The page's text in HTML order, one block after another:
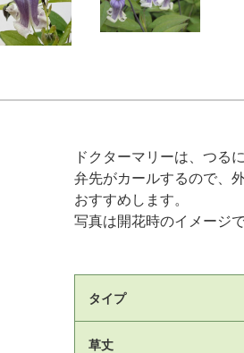
ドクターマリーは、つる
弁先がカールするので、
おすすめします。
写真は開花時のイメージ
タイプ
草丈